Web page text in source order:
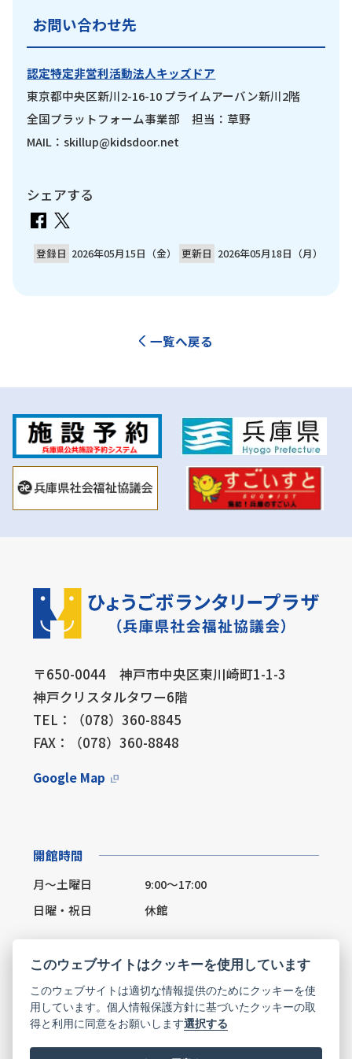
お問い合わせ先
認定特定非営利活動法人キッズドア
東京都中央区新川2-16-10 プライムアーバン新川2階
全国プラットフォーム事業部 担当：草野
MAIL：skillup@kidsdoor.net
シェアする
登録日 2026年05月15日（金） 更新日 2026年05月18日（月）
一覧へ戻る
〒650-0044 神戸市中央区東川崎町1-1-3
神戸クリスタルタワー6階
TEL：（078）360-8845
FAX：（078）360-8848
Google Map
開館時間
月～土曜日
9:00～17:00
日曜・祝日
休館
Facebook X(Twitter)
お問い合わせ
このウェブサイトはクッキーを使用しています
このウェブサイトは適切な情報提供のためにクッキーを使
用しています。個人情報保護方針に基づいたクッキーの取
得と利用に同意をお願いします選択する